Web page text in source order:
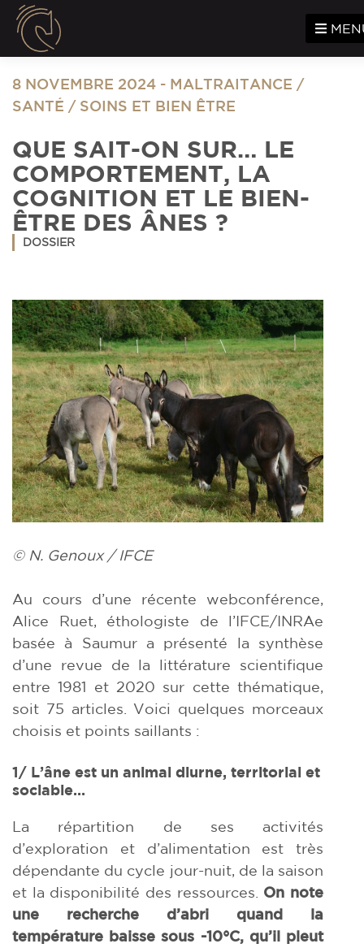
8 NOVEMBRE 2024 - MALTRAITANCE /
SANTÉ / SOINS ET BIEN ÊTRE
QUE SAIT-ON SUR… LE
COMPORTEMENT, LA
COGNITION ET LE BIEN-
ÊTRE DES ÂNES ?
DOSSIER
© N. Genoux / IFCE
Au cours d’une récente webconférence,
Alice Ruet, éthologiste de l’IFCE/INRAe
basée à Saumur a présenté la synthèse
d’une revue de la littérature scientifique
entre 1981 et 2020 sur cette thématique,
soit 75 articles. Voici quelques morceaux
choisis et points saillants :
1/ L’âne est un animal diurne, territorial et
sociable…
La répartition de ses activités
d’exploration et d’alimentation est très
dépendante du cycle jour-nuit, de la saison
et la disponibilité des ressources. On note
une recherche d’abri quand la
température baisse sous -10°C, qu’il pleut
Panneau de gestion des cookies